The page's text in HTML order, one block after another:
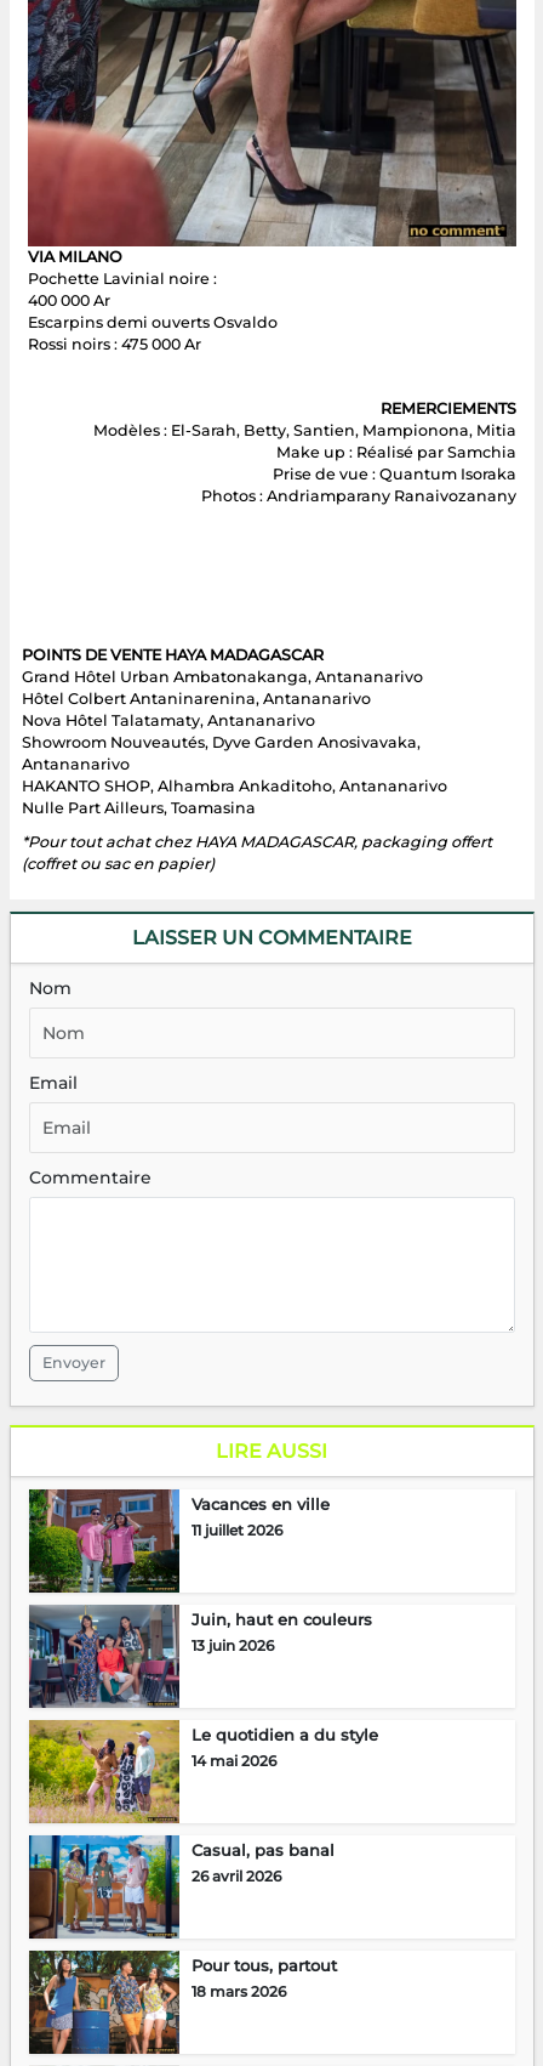
VIA MILANO
Pochette Lavinial noire :
400 000 Ar
Escarpins demi ouverts Osvaldo
Rossi noirs : 475 000 Ar
REMERCIEMENTS
Modèles : El-Sarah, Betty, Santien, Mampionona, Mitia
Make up : Réalisé par Samchia
Prise de vue : Quantum Isoraka
Photos : Andriamparany Ranaivozanany
POINTS DE VENTE HAYA MADAGASCAR
Grand Hôtel Urban Ambatonakanga, Antananarivo
Hôtel Colbert Antaninarenina, Antananarivo
Nova Hôtel Talatamaty, Antananarivo
Showroom Nouveautés, Dyve Garden Anosivavaka,
Antananarivo
HAKANTO SHOP, Alhambra Ankaditoho, Antananarivo
Nulle Part Ailleurs, Toamasina
*Pour tout achat chez HAYA MADAGASCAR, packaging offert
(coffret ou sac en papier)
LAISSER UN COMMENTAIRE
Nom
Email
Commentaire
Envoyer
LIRE AUSSI
Vacances en ville
11 juillet 2026
Juin, haut en couleurs
13 juin 2026
Le quotidien a du style
14 mai 2026
Casual, pas banal
26 avril 2026
Pour tous, partout
18 mars 2026